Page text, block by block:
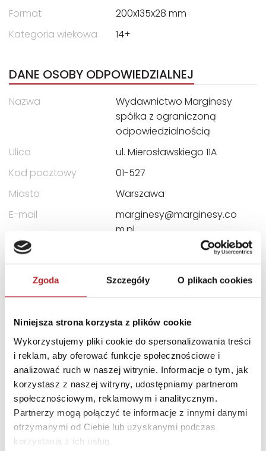
Zgoda Szczegóły O plikach cookies
Niniejsza strona korzysta z plików cookie
Wykorzystujemy pliki cookie do spersonalizowania treści
i reklam, aby oferować funkcje społecznościowe i
analizować ruch w naszej witrynie. Informacje o tym, jak
korzystasz z naszej witryny, udostępniamy partnerom
społecznościowym, reklamowym i analitycznym.
Partnerzy mogą połączyć te informacje z innymi danymi
otrzymanymi od Ciebie lub uzyskanymi podczas
korzystania z ich usług.
Format
200x135x28 mm
Kategoria wiekowa
14+
DANE OSOBY ODPOWIEDZIALNEJ
Nazwa
Wydawnictwo Marginesy
spółka z ograniczoną
odpowiedzialnością
Ulica
ul. Mierosławskiego 11A
Kod pocztowy
01-527
Miasto
Warszawa
E-mail
marginesy@marginesy.co
m.pl
INNI KLIENCI KUPOWALI